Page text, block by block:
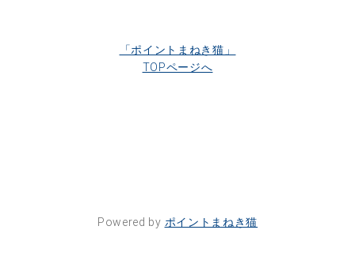
「ポイントまねき猫」
TOPページへ
Powered by ポイントまねき猫